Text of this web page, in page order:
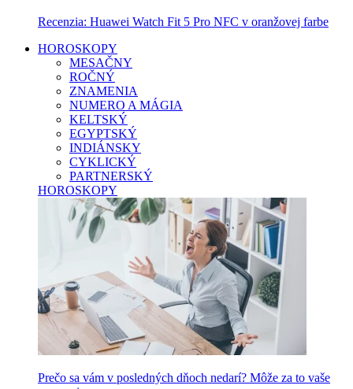
Recenzia: Huawei Watch Fit 5 Pro NFC v oranžovej farbe
HOROSKOPY
MESAČNY
ROČNÝ
ZNAMENIA
NUMERO A MÁGIA
KELTSKÝ
EGYPTSKÝ
INDIÁNSKY
CYKLICKÝ
PARTNERSKÝ
HOROSKOPY
Prečo sa vám v posledných dňoch nedarí? Môže za to vaše